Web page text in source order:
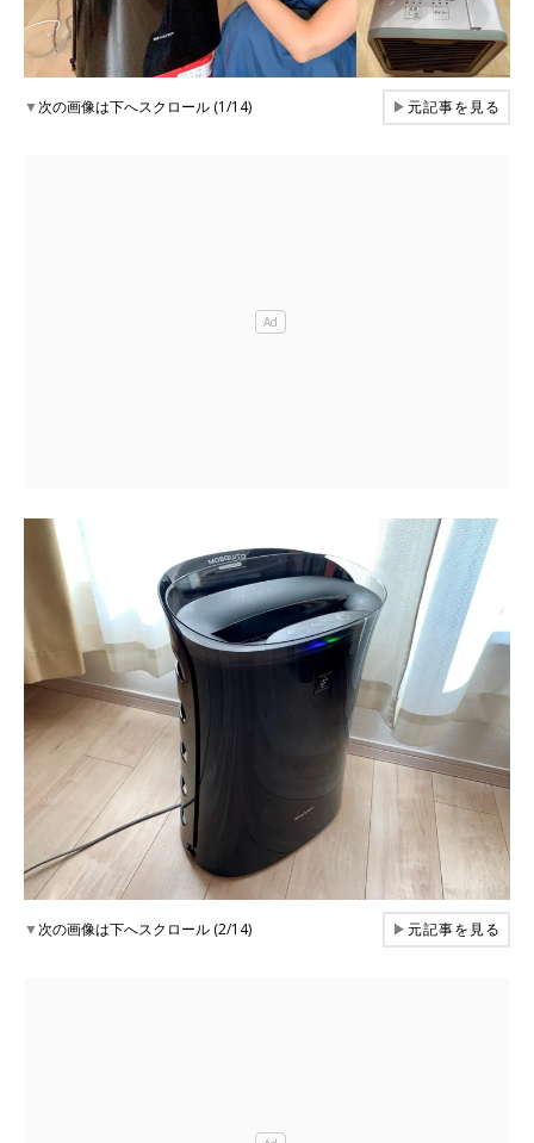
▼次の画像は下へスクロール (1/14) ▶元記事を見る
▼次の画像は下へスクロール (2/14) ▶元記事を見る